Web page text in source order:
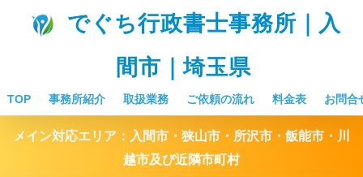
でぐち行政書士事務所｜入
間市｜埼玉県
TOP 事務所紹介 取扱業務 ご依頼の流れ 料金表 お問合
メイン対応エリア：入間市・狭山市・所沢市・飯能市・川
越市及び近隣市町村